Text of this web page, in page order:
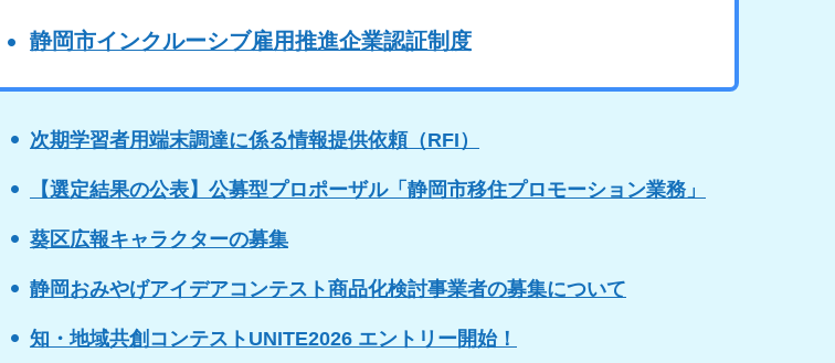
静岡市インクルーシブ雇用推進企業認証制度
次期学習者用端末調達に係る情報提供依頼（RFI）
【選定結果の公表】公募型プロポーザル「静岡市移住プロモーション業務」
葵区広報キャラクターの募集
静岡おみやげアイデアコンテスト商品化検討事業者の募集について
知・地域共創コンテストUNITE2026 エントリー開始！